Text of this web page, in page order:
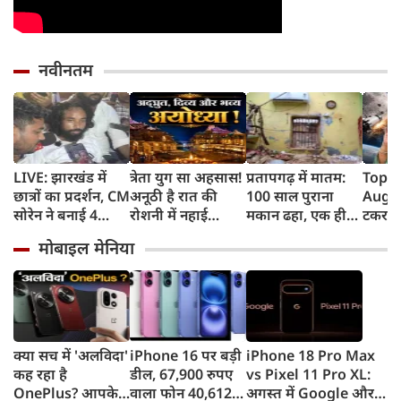
नवीनतम
LIVE: झारखंड में
छात्रों का प्रदर्शन, CM
सोरेन ने बनाई 4
त्रेता युग सा अहसास!
अनूठी है रात की
रोशनी में नहाई
प्रतापगढ़ में मातम:
100 साल पुराना
मकान ढहा, एक ही
दर्दनाक मौत
Top
मोबाइल मेनिया
क्या सच में 'अलविदा'
कह रहा है
OnePlus? आपके
iPhone 16 पर बड़ी
डील, 67,900 रुपए
वाला फोन 40,612
iPhone 18 Pro Max
vs Pixel 11 Pro XL:
अगस्त में Google और